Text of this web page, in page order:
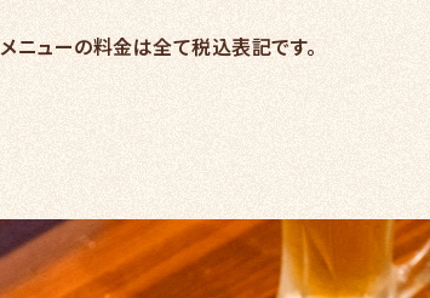
メニューの料金は全て税込表記です。